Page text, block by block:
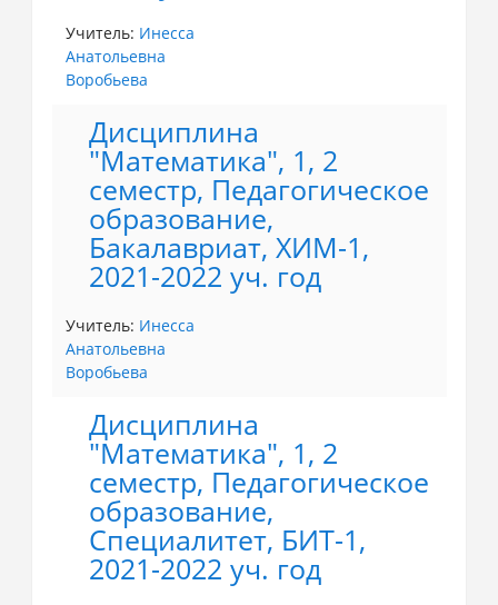
Учитель: Инесса
Анатольевна
Воробьева
Дисциплина
"Математика", 1, 2
семестр, Педагогическое
образование,
Бакалавриат, ХИМ-1,
2021-2022 уч. год
Учитель: Инесса
Анатольевна
Воробьева
Дисциплина
"Математика", 1, 2
семестр, Педагогическое
образование,
Специалитет, БИТ-1,
2021-2022 уч. год